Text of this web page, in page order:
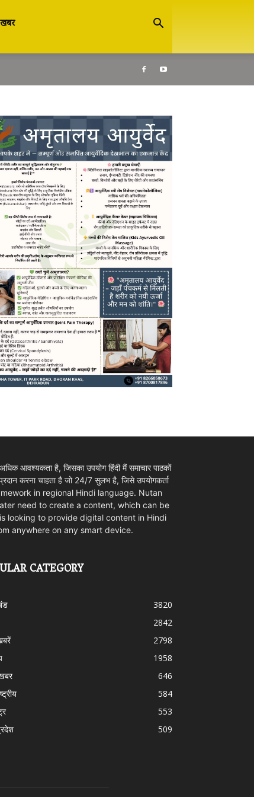
आवश्यकता है, जिसका उपयोग हिंदी मैं समाचार पाठकों
करना चाहता है जो 24/7 सुलभ है, जिसे उपयोगकर्ता
in regional Hindi language. Nutan
need to create a content, which can be
looking to provide digital content in Hindi
anywhere on any smart device.
CATEGORY
3820
2842
2798
1958
646
584
553
509